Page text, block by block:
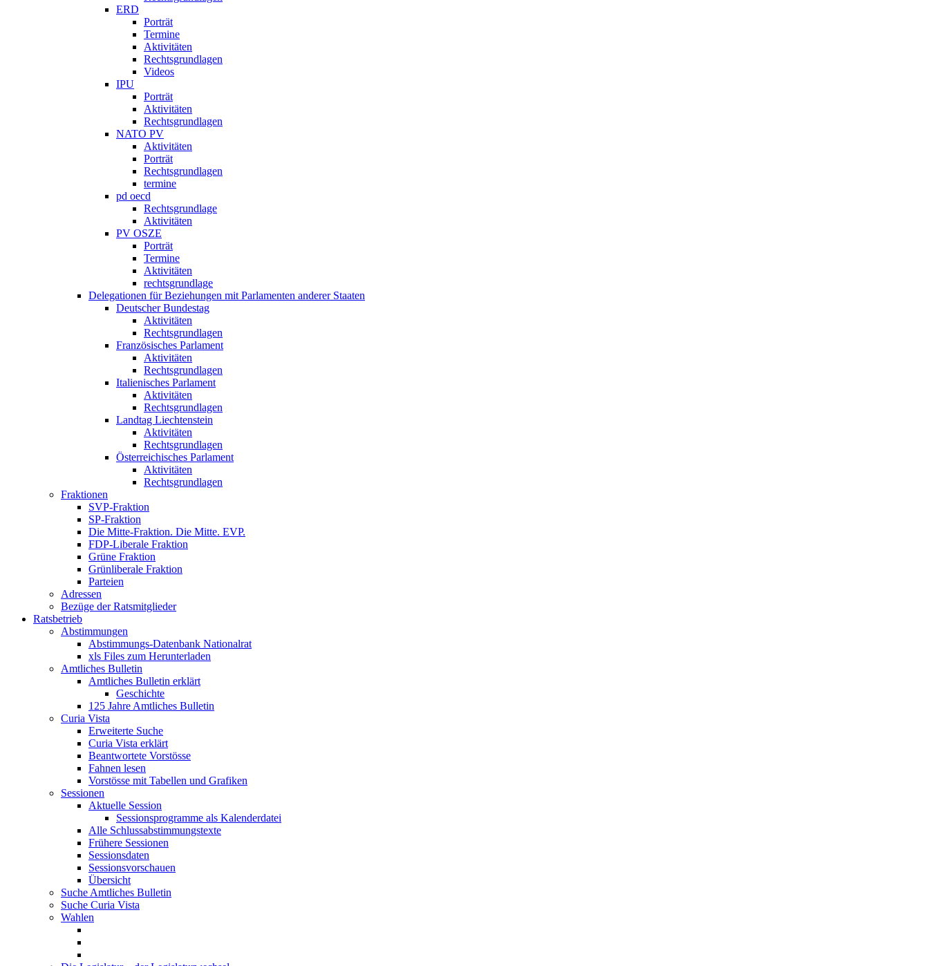
ERD
Porträt
Termine
Aktivitäten
Rechtsgrundlagen
Videos
IPU
Porträt
Aktivitäten
Rechtsgrundlagen
NATO PV
Aktivitäten
Porträt
Rechtsgrundlagen
termine
pd oecd
Rechtsgrundlage
Aktivitäten
PV OSZE
Porträt
Termine
Aktivitäten
rechtsgrundlage
Delegationen für Beziehungen mit Parlamenten anderer Staaten
Deutscher Bundestag
Aktivitäten
Rechtsgrundlagen
Französisches Parlament
Aktivitäten
Rechtsgrundlagen
Italienisches Parlament
Aktivitäten
Rechtsgrundlagen
Landtag Liechtenstein
Aktivitäten
Rechtsgrundlagen
Österreichisches Parlament
Aktivitäten
Rechtsgrundlagen
Fraktionen
SVP-Fraktion
SP-Fraktion
Die Mitte-Fraktion. Die Mitte. EVP.
FDP-Liberale Fraktion
Grüne Fraktion
Grünliberale Fraktion
Parteien
Adressen
Bezüge der Ratsmitglieder
Ratsbetrieb
Abstimmungen
Abstimmungs-Datenbank Nationalrat
xls Files zum Herunterladen
Amtliches Bulletin
Amtliches Bulletin erklärt
Geschichte
125 Jahre Amtliches Bulletin
Curia Vista
Erweiterte Suche
Curia Vista erklärt
Beantwortete Vorstösse
Fahnen lesen
Vorstösse mit Tabellen und Grafiken
Sessionen
Aktuelle Session
Sessionsprogramme als Kalenderdatei
Alle Schlussabstimmungstexte
Frühere Sessionen
Sessionsdaten
Sessionsvorschauen
Übersicht
Suche Amtliches Bulletin
Suche Curia Vista
Wahlen